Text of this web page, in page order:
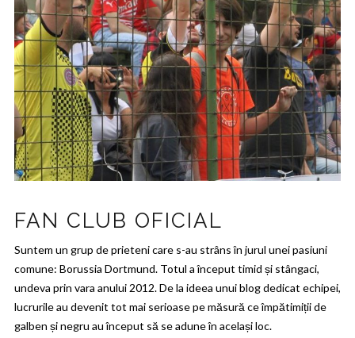
FAN CLUB OFICIAL
Suntem un grup de prieteni care s-au strâns în jurul unei pasiuni
comune: Borussia Dortmund. Totul a început timid și stângaci,
undeva prin vara anului 2012. De la ideea unui blog dedicat echipei,
lucrurile au devenit tot mai serioase pe măsură ce împătimiții de
galben și negru au început să se adune în același loc.